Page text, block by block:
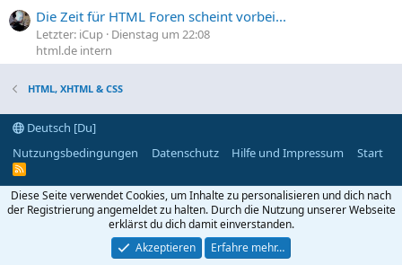
Die Zeit für HTML Foren scheint vorbei...
Letzter: iCup Dienstag um 22:08
html.de intern
HTML, XHTML & CSS
Deutsch [Du]
Nutzungsbedingungen
Datenschutz Hilfe und Impressum Start
R
S
Diese Seite verwendet Cookies, um Inhalte zu personalisieren und dich nach
der Registrierung angemeldet zu halten. Durch die Nutzung unserer Webseite
erklärst du dich damit einverstanden.
Akzeptieren
Erfahre mehr…